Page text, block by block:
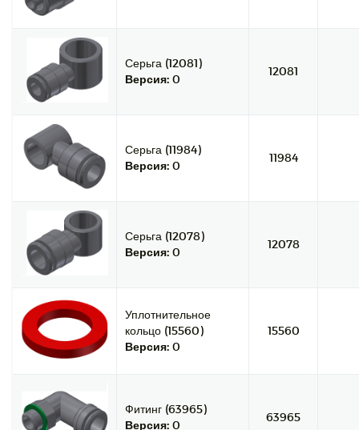
Серьга (12081)
Версия: 0
12081
Серьга (11984)
Версия: 0
11984
Серьга (12078)
Версия: 0
12078
Уплотнительное
кольцо (15560)
Версия: 0
15560
Фитинг (63965)
Версия: 0
63965